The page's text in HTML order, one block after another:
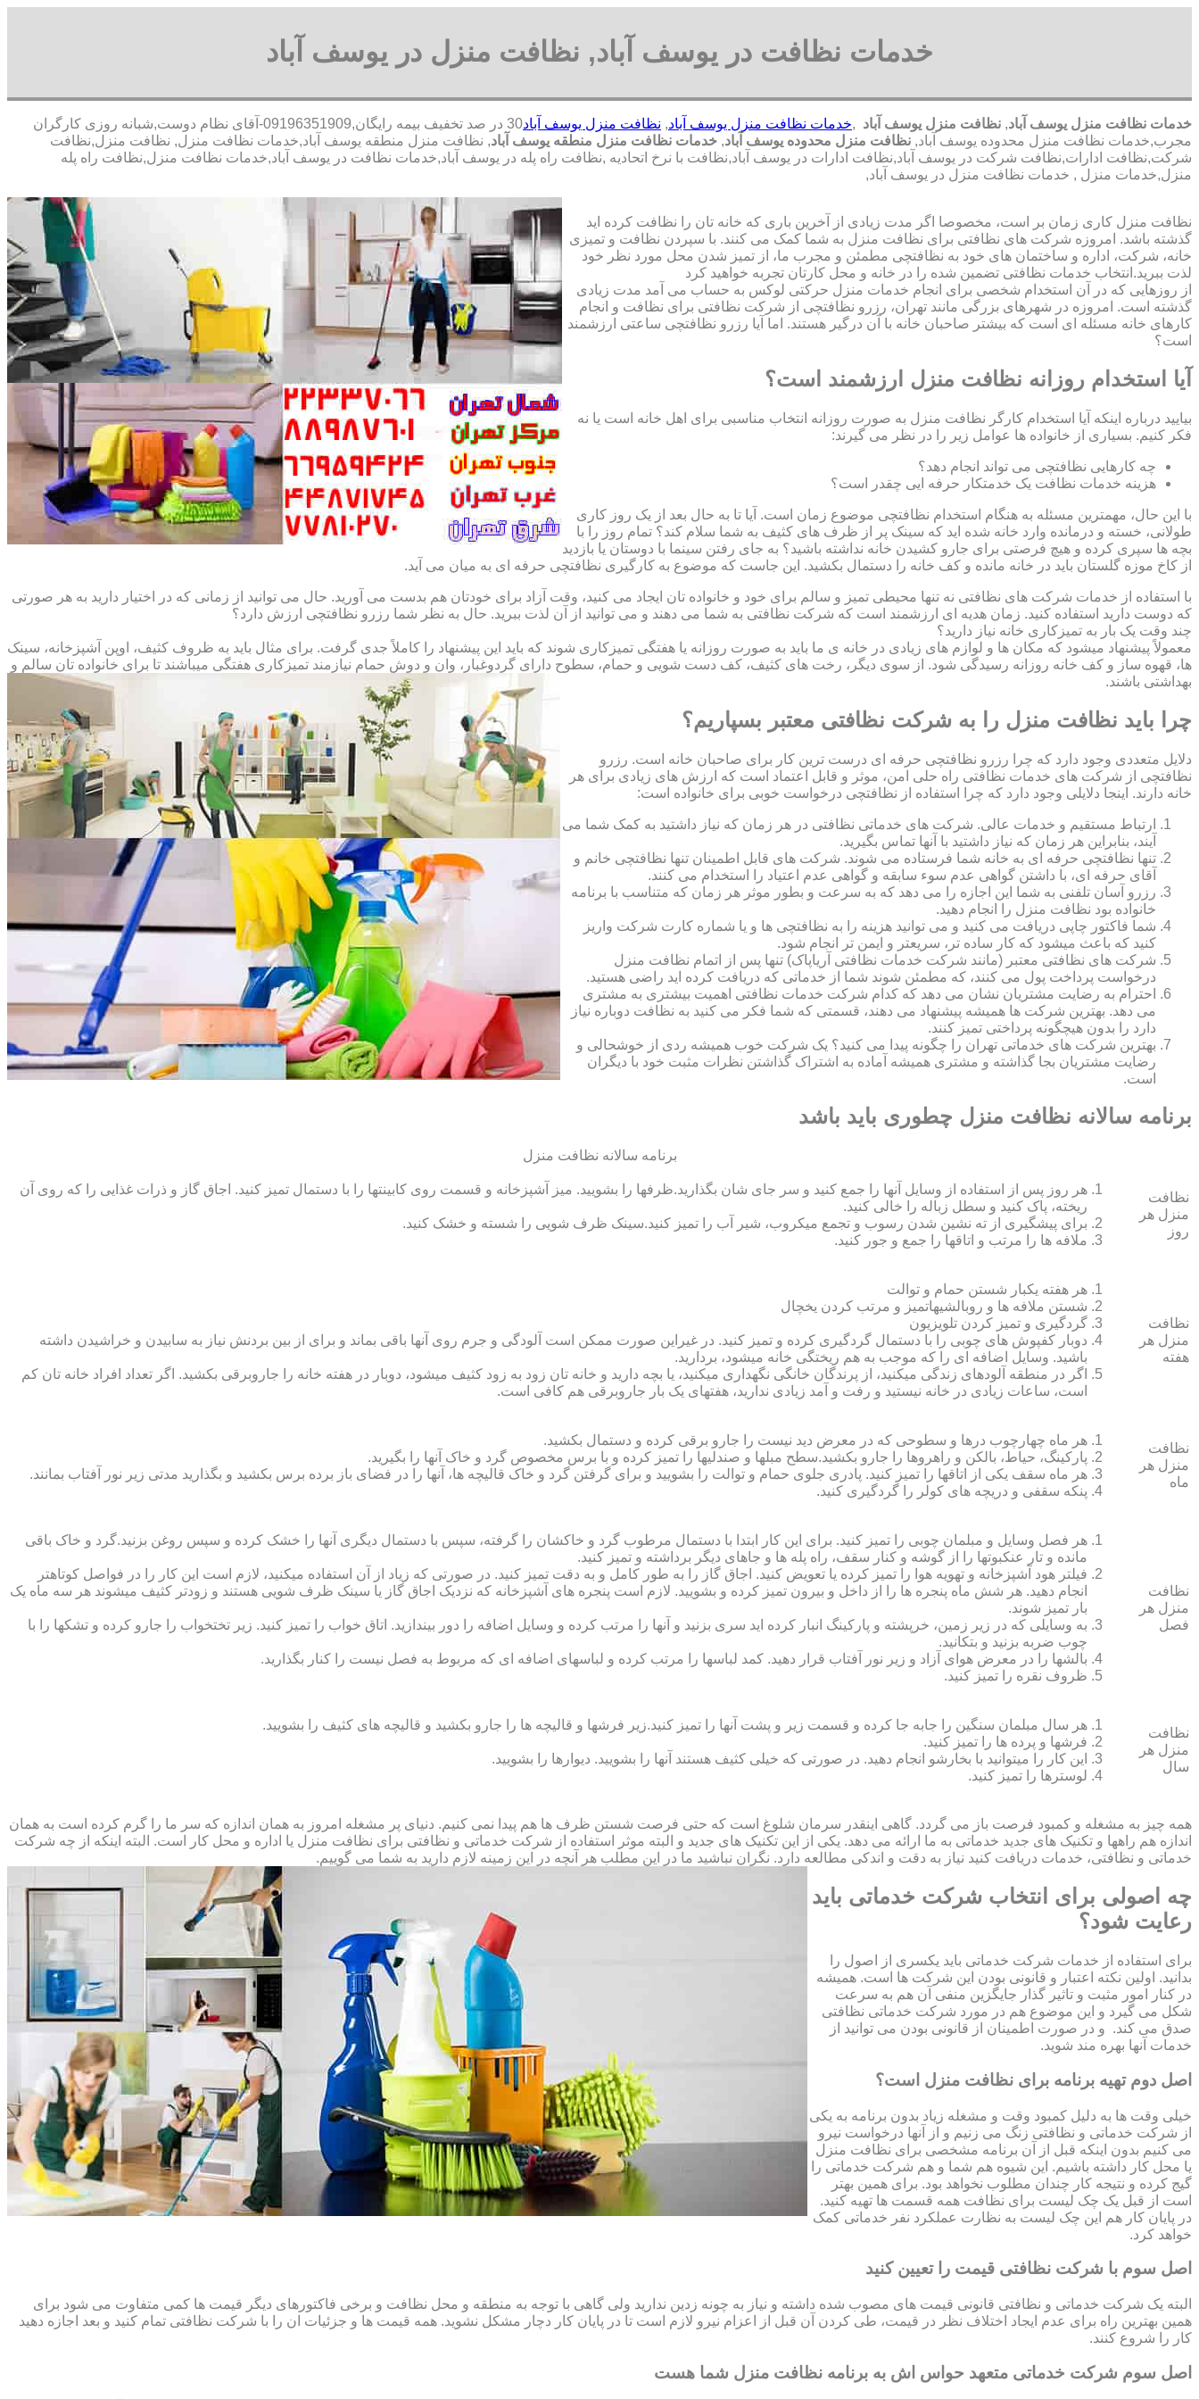
خدمات نظافت در یوسف آباد, نظافت منزل در یوسف آباد
خدمات نظافت منزل یوسف آباد, نظافت منزل یوسف آباد ,خدمات نظافت منزل یوسف آباد, نظافت منزل یوسف آباد
30 در صد تخفیف بیمه رایگان,09196351909-آقای نظام دوست,شبانه روزی کارگران
مجرب,خدمات نظافت منزل محدوده یوسف آباد, نظافت منزل محدوده یوسف آباد, خدمات نظافت منزل منطقه یوسف آباد, نظافت منزل منطقه یوسف آباد,خدمات نظافت منزل, نظافت منزل,نظافت
شرکت,نظافت ادارات,نظافت شرکت در یوسف آباد,نظافت ادارات در یوسف آباد,نظافت با نرخ اتحادیه ,نظافت راه پله در یوسف آباد,خدمات نظافت در یوسف آباد,خدمات نظافت منزل,نظافت راه پله
منزل,خدمات منزل , خدمات نظافت منزل در یوسف آباد,
نظافت منزل کاری زمان بر است، مخصوصا اگر مدت زیادی از آخرین باری که خانه تان را نظافت کرده اید
گذشته باشد. امروزه شرکت های نظافتی برای نظافت منزل به شما کمک می کنند. با سپردن نظافت و تمیزی
خانه، شرکت، اداره و ساختمان های خود به نظافتچی مطمئن و مجرب ما، از تمیز شدن محل مورد نظر خود
لذت ببرید.انتخاب خدمات نظافتی تضمین شده را در خانه و محل کارتان تجربه خواهید کرد
از روزهایی که در آن استخدام شخصی برای انجام خدمات منزل حرکتی لوکس به حساب می آمد مدت زیادی
گذشته است. امروزه در شهرهای بزرگی مانند تهران، رزرو نظافتچی از شرکت نظافتی برای نظافت و انجام
کارهای خانه مسئله ای است که بیشتر صاحبان خانه با آن درگیر هستند. اما آیا رزرو نظافتچی ساعتی ارزشمند
است؟
آیا استخدام روزانه نظافت منزل ارزشمند است؟
بیایید درباره اینکه آیا استخدام کارگر نظافت منزل به صورت روزانه انتخاب مناسبی برای اهل خانه است یا نه
فکر کنیم. بسیاری از خانواده ها عوامل زیر را در نظر می گیرند:
چه کارهایی نظافتچی می تواند انجام دهد؟
هزینه خدمات نظافت یک خدمتکار حرفه ایی چقدر است؟
با این حال، مهمترین مسئله به هنگام استخدام نظافتچی موضوع زمان است. آیا تا به حال بعد از یک روز کاری
طولانی، خسته و درمانده وارد خانه شده اید که سینک پر از ظرف های کثیف به شما سلام کند؟ تمام روز را با
بچه ها سپری کرده و هیچ فرصتی برای جارو کشیدن خانه نداشته باشید؟ به جای رفتن سینما با دوستان یا بازدید
از کاخ موزه گلستان باید در خانه مانده و کف خانه را دستمال بکشید. این جاست که موضوع به کارگیری نظافتچی حرفه ای به میان می آید.
با استفاده از خدمات شرکت های نظافتی نه تنها محیطی تمیز و سالم برای خود و خانواده تان ایجاد می کنید، وقت آزاد برای خودتان هم بدست می آورید. حال می توانید از زمانی که در اختیار دارید به هر صورتی
که دوست دارید استفاده کنید. زمان هدیه ای ارزشمند است که شرکت نظافتی به شما می دهند و می توانید از آن لذت ببرید. حال به نظر شما رزرو نظافتچی ارزش دارد؟
چند وقت یک بار به تمیزکاری خانه نیاز دارید؟
معمولاً پیشنهاد میشود که مکان ها و لوازم های زیادی در خانه ی ما باید به صورت روزانه یا هفتگی تمیزکاری شوند که باید این پیشنهاد را کاملاً جدی گرفت. برای مثال باید به ظروف کثیف، اوپن آشپزخانه، سینک
ها، قهوه ساز و کف خانه روزانه رسیدگی شود. از سوی دیگر، رخت های کثیف، کف دست شویی و حمام، سطوح دارای گردوغبار، وان و دوش حمام نیازمند تمیزکاری هفتگی میباشند تا برای خانواده تان سالم و
بهداشتی باشند.
چرا باید نظافت منزل را به شرکت نظافتی معتبر بسپاریم؟
دلایل متعددی وجود دارد که چرا رزرو نظافتچی حرفه ای درست ترین کار برای صاحبان خانه است. رزرو
نظافتچی از شرکت های خدمات نظافتی راه حلی امن، موثر و قابل اعتماد است که ارزش های زیادی برای هر
خانه دارند. اینجا دلایلی وجود دارد که چرا استفاده از نظافتچی درخواست خوبی برای خانواده است:
ارتباط مستقیم و خدمات عالی. شرکت های خدماتی نظافتی در هر زمان که نیاز داشتید به کمک شما می
آیند، بنابراین هر زمان که نیاز داشتید با آنها تماس بگیرید.
تنها نظافتچی حرفه ای به خانه شما فرستاده می شوند. شرکت های قابل اطمینان تنها نظافتچی خانم و
آقای حرفه ای، با داشتن گواهی عدم سوء سابقه و گواهی عدم اعتیاد را استخدام می کنند.
رزرو آسان تلفنی به شما این اجازه را می دهد که به سرعت و بطور موثر هر زمان که متناسب با برنامه
خانواده بود نظافت منزل را انجام دهید.
شما فاکتور چاپی دریافت می کنید و می توانید هزینه را به نظافتچی ها و یا شماره کارت شرکت واریز
کنید که باعث میشود که کار ساده تر، سریعتر و ایمن تر انجام شود.
شرکت های نظافتی معتبر (مانند شرکت خدمات نظافتی آریاپاک) تنها پس از اتمام نظافت منزل
درخواست پرداخت پول می کنند، که مطمئن شوند شما از خدماتی که دریافت کرده اید راضی هستید.
احترام به رضایت مشتریان نشان می دهد که کدام شرکت خدمات نظافتی اهمیت بیشتری به مشتری
می دهد. بهترین شرکت ها همیشه پیشنهاد می دهند، قسمتی که شما فکر می کنید به نظافت دوباره نیاز
دارد را بدون هیچگونه پرداختی تمیز کنند.
بهترین شرکت های خدماتی تهران را چگونه پیدا می کنید؟ یک شرکت خوب همیشه ردی از خوشحالی و
رضایت مشتریان بجا گذاشته و مشتری همیشه آماده به اشتراک گذاشتن نظرات مثبت خود با دیگران
است.
برنامه سالانه نظافت منزل چطوری باید باشد
برنامه سالانه نظافت منزل
نظافت
منزل هر
روز
هر روز پس از استفاده از وسایل آنها را جمع کنید و سر جای شان بگذارید.ظرف‏ها را بشویید. میز آشپزخانه و قسمت روی کابینت‏ها را با دستمال تمیز کنید. اجاق گاز و ذرات غذایی را که روی آن
ریخته، پاک کنید و سطل زباله را خالی کنید.
برای پیشگیری از ته نشین شدن رسوب و تجمع میکروب، شیر آب را تمیز کنید.سینک ظرف شویی را شسته و خشک کنید.
ملافه‏ ها را مرتب و اتاق‏ها را جمع و جور کنید.
نظافت
منزل هر
هفته
هر هفته یکبار شستن حمام و توالت
شستن ملافه‏ ها و روبالشی‎هاتمیز و مرتب کردن یخچال
گردگیری و تمیز کردن تلویزیون
دوبار کفپوش‏ های چوبی را با دستمال گردگیری کرده و تمیز کنید. در غیراین صورت ممکن است آلودگی و جرم روی آنها باقی بماند و برای از بین بردنش نیاز به سابیدن و خراشیدن داشته
باشید. وسایل اضافه ای را که موجب به هم ریختگی خانه می‏شود، بردارید.
اگر در منطقه آلوده‏ای زندگی می‏کنید، از پرندگان خانگی نگهداری می‏کنید، یا بچه دارید و خانه‏ تان زود به زود کثیف می‏شود، دوبار در هفته خانه را جاروبرقی بکشید. اگر تعداد افراد خانه ‏تان کم
است، ساعات زیادی در خانه نیستید و رفت و آمد زیادی ندارید، هفته‏ای یک بار جاروبرقی هم کافی است.
نظافت
منزل هر
ماه
هر ماه چهارچوب درها و سطوحی که در معرض دید نیست را جارو برقی کرده و دستمال بکشید.
پارکینگ، حیاط، بالکن و راهروها را جارو بکشید.سطح مبل‏ها و صندلی‏ها را تمیز کرده و با برس مخصوص گرد و خاک آنها را بگیرید.
هر ماه سقف یکی از اتاق‏ها را تمیز کنید. پادری جلوی حمام و توالت را بشویید و برای گرفتن گرد و خاک قالیچه‏ ها، آنها را در فضای باز برده برس بکشید و بگذارید مدتی زیر نور آفتاب بمانند.
پنکه سقفی و دریچه‏ های کولر را گردگیری کنید.
نظافت
منزل هر
فصل
هر فصل وسایل و مبلمان چوبی را تمیز کنید. برای این کار ابتدا با دستمال مرطوب گرد و خاک‏شان را گرفته، سپس با دستمال دیگری آنها را خشک کرده و سپس روغن بزنید.گرد و خاک باقی
مانده و تار عنکبوت‏ها را از گوشه و کنار سقف، راه پله‏ ها و جاهای دیگر برداشته و تمیز کنید.
فیلتر هود آشپزخانه و تهویه هوا را تمیز کرده یا تعویض کنید. اجاق گاز را به طور کامل و به دقت تمیز کنید. در صورتی که زیاد از آن استفاده می‏کنید، لازم است این کار را در فواصل کوتاه‏تر
انجام دهید. هر شش ماه پنجره‏ ها را از داخل و بیرون تمیز کرده و بشویید. لازم است پنجره‏ های آشپزخانه که نزدیک اجاق گاز یا سینک ظرف شویی هستند و زودتر کثیف می‏شوند هر سه ماه یک
بار تمیز شوند.
به وسایلی که در زیر زمین، خرپشته و پارکینگ انبار کرده‏ اید سری بزنید و آنها را مرتب کرده و وسایل اضافه را دور بیندازید. اتاق خواب را تمیز کنید. زیر تختخواب را جارو کرده و تشک‏ها را با
چوب ضربه بزنید و بتکانید.
بالش‏ها را در معرض هوای آزاد و زیر نور آفتاب قرار دهید. کمد لباس‏ها را مرتب کرده و لباس‏های اضافه ای که مربوط به فصل نیست را کنار بگذارید.
ظروف نقره را تمیز کنید.
نظافت
منزل هر
سال
هر سال مبلمان سنگین را جابه جا کرده و قسمت زیر و پشت آنها را تمیز کنید.زیر فرش‏ها و قالیچه‏ ها را جارو بکشید و قالیچه‏ های کثیف را بشویید.
فرش‏ها و پرده ‏ها را تمیز کنید.
این کار را می‏توانید با بخارشو انجام دهید. در صورتی که خیلی کثیف هستند آنها را بشویید. دیوارها را بشویید.
لوسترها را تمیز کنید.
همه چیز به مشغله و کمبود فرصت باز می گردد. گاهی اینقدر سرمان شلوغ است که حتی فرصت شستن ظرف ها هم پیدا نمی کنیم. دنیای پر مشغله امروز به همان اندازه که سر ما را گرم کرده است به همان
اندازه هم راهها و تکنیک های جدید خدماتی به ما ارائه می دهد. یکی از این تکنیک های جدید و البته موثر استفاده از شرکت خدماتی و نظافتی برای نظافت منزل یا اداره و محل کار است. البته اینکه از چه شرکت
خدماتی و نظافتی، خدمات دریافت کنید نیاز به دقت و اندکی مطالعه دارد. نگران نباشید ما در این مطلب هر آنچه در این زمینه لازم دارید به شما می گوییم.
چه اصولی برای انتخاب شرکت خدماتی باید
رعایت شود؟
برای استفاده از خدمات شرکت خدماتی باید یکسری از اصول را
بدانید. اولین نکته اعتبار و قانونی بودن این شرکت ها است. همیشه
در کنار امور مثبت و تاثیر گذار جایگزین منفی آن هم به سرعت
شکل می گیرد و این موضوع هم در مورد شرکت خدماتی نظافتی
صدق می کند. و در صورت اطمینان از قانونی بودن می توانید از
خدمات آنها بهره مند شوید.
اصل دوم تهیه برنامه برای نظافت منزل است؟
خیلی وقت ها به دلیل کمبود وقت و مشغله زیاد بدون برنامه به یکی
از شرکت خدماتی و نظافتی زنگ می زنیم و از آنها درخواست نیرو
می کنیم بدون اینکه قبل از آن برنامه مشخصی برای نظافت منزل
یا محل کار داشته باشیم. این شیوه هم شما و هم شرکت خدماتی را
گیج کرده و نتیجه کار چندان مطلوب نخواهد بود. برای همین بهتر
است از قبل یک چک لیست برای نظافت همه قسمت ها تهیه کنید.
در پایان کار هم این چک لیست به نظارت عملکرد نفر خدماتی کمک
خواهد کرد.
اصل سوم با شرکت نظافتی قیمت را تعیین کنید
البته یک شرکت خدماتی و نظافتی قانونی قیمت های مصوب شده داشته و نیاز به چونه زدین ندارید ولی گاهی با توجه به منطقه و محل نظافت و برخی فاکتورهای دیگر قیمت ها کمی متفاوت می شود برای
همین بهترین راه برای عدم ایجاد اختلاف نظر در قیمت، طی کردن آن قبل از اعزام نیرو لازم است تا در پایان کار دچار مشکل نشوید. همه قیمت ها و جزئیات ان را با شرکت نظافتی تمام کنید و بعد اجازه دهید
کار را شروع کنند.
اصل سوم شرکت خدماتی متعهد حواس اش به برنامه نظافت منزل شما هست